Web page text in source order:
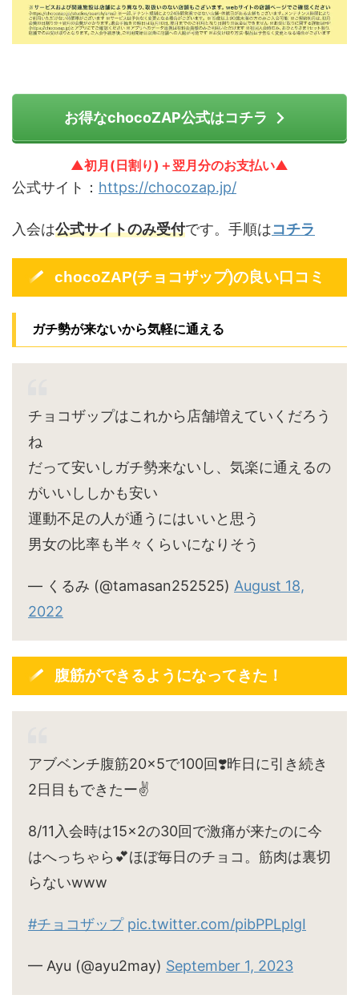
お得なchocoZAP公式はコチラ
▲初月(日割り)＋翌月分のお支払い▲
公式サイト： https://chocozap.jp/
入会は公式サイトのみ受付です。手順はコチラ
chocoZAP(チョコザップ)の良い口コミ
ガチ勢が来ないから気軽に通える
チョコザップはこれから店舗増えていくだろう
ね
だって安いしガチ勢来ないし、気楽に通えるの
がいいししかも安い
運動不足の人が通うにはいいと思う
男女の比率も半々くらいになりそう
— くるみ (@tamasan252525) August 18,
2022
腹筋ができるようになってきた！
アブベンチ腹筋20×5で100回❣️昨日に引き続き
2日目もできたー✌️
8/11入会時は15×2の30回で激痛が来たのに今
はへっちゃら💕ほぼ毎日のチョコ。筋肉は裏切
らないwww
#チョコザップ pic.twitter.com/pibPPLplgI
— Ayu (@ayu2may) September 1, 2023